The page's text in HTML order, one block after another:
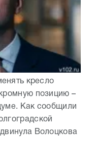
кресло
позицию –
Как сообщили
Волоцкова